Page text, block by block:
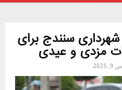
سنندج برای
مزدی و عیدی